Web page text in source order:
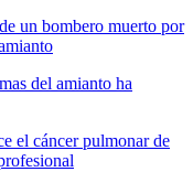
un bombero muerto por
del amianto ha
el cáncer pulmonar de